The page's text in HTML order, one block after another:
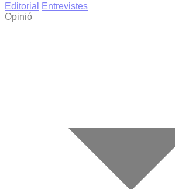
Editorial
Entrevistes
Opinió